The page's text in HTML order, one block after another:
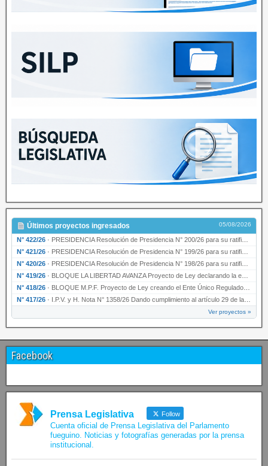
Últimos proyectos ingresados 05/08/2026
N° 422/26 · PRESIDENCIA Resolución de Presidencia N° 200/26 para su ratificación.
N° 421/26 · PRESIDENCIA Resolución de Presidencia N° 199/26 para su ratificación.
N° 420/26 · PRESIDENCIA Resolución de Presidencia N° 198/26 para su ratificación.
N° 419/26 · BLOQUE LA LIBERTAD AVANZA Proyecto de Ley declarando la esencialidad del servicio educativ…
N° 418/26 · BLOQUE M.P.F. Proyecto de Ley creando el Ente Único Regulador de servicios públicos de la …
N° 417/26 · I.P.V. y H. Nota N° 1358/26 Dando cumplimiento al artículo 29 de la Ley provincial N° 1399…
Ver proyectos »
Facebook
Prensa Legislativa Follow
Cuenta oficial de Prensa Legislativa del Parlamento
fueguino. Noticias y fotografías generadas por la prensa
institucional.